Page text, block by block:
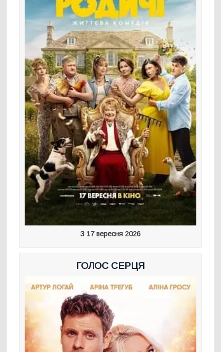
З 17 вересня 2026
ГОЛОС СЕРЦЯ